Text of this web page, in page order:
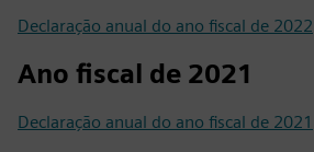
Declaração anual do ano fiscal de 2022
Ano fiscal de 2021
Declaração anual do ano fiscal de 2021